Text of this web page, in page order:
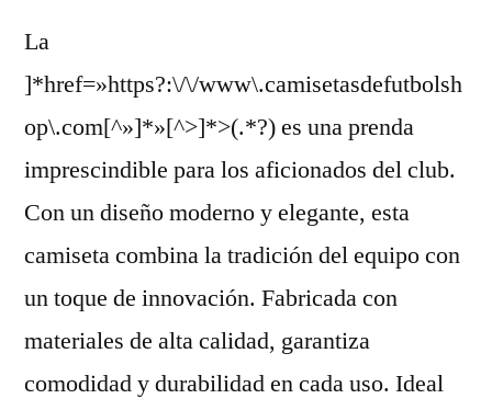
La
]*href=»https?:\/\/www\.camisetasdefutbolsh
op\.com[^»]*»[^>]*>(.*?) es una prenda
imprescindible para los aficionados del club.
Con un diseño moderno y elegante, esta
camiseta combina la tradición del equipo con
un toque de innovación. Fabricada con
materiales de alta calidad, garantiza
comodidad y durabilidad en cada uso. Ideal